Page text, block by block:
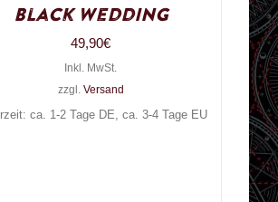
Black Wedding
49,90€
Inkl. MwSt.
zzgl. Versand
ca. 1-2 Tage DE, ca. 3-4 Tage EU